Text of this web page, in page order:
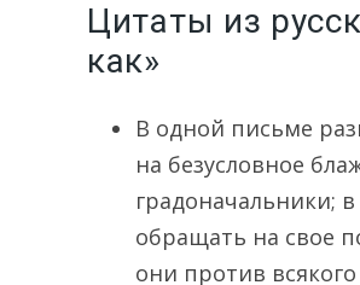
Цитаты из
как»
В одной письме
на безусловное
градоначальники;
обращать на свое
они против